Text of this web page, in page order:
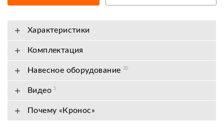
Характеристики
Комплектация
Навесное оборудование 20
Видео 1
Почему «Кронос»